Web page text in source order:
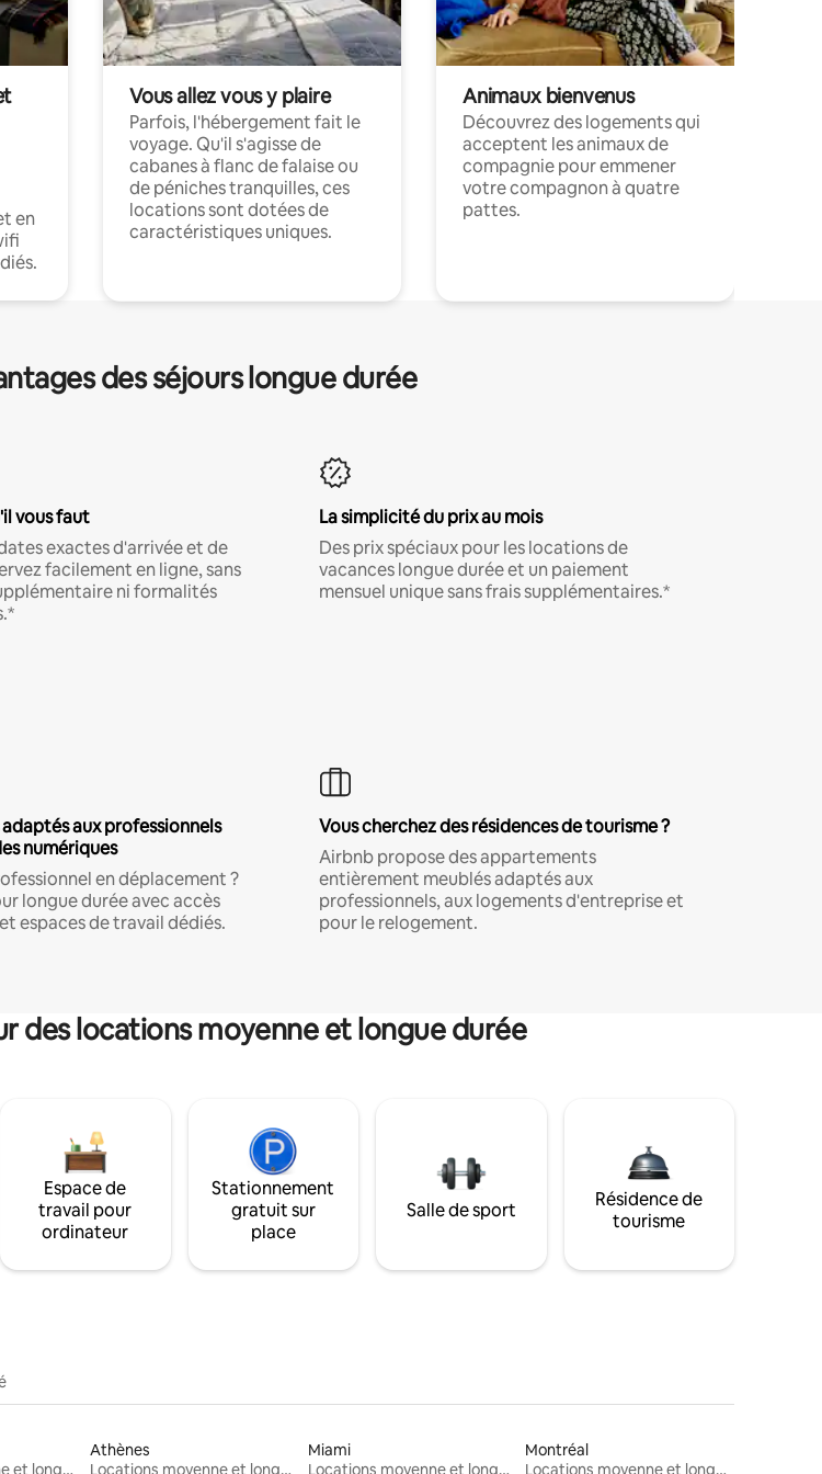
en
Vous allez vous y plaire
Parfois, l'hébergement fait le
voyage. Qu'il s'agisse de
cabanes à flanc de falaise ou
de péniches tranquilles, ces
locations sont dotées de
caractéristiques uniques.
Animaux bienvenus
Découvrez des logements qui
acceptent les animaux de
compagnie pour emmener
votre compagnon à quatre
pattes.
des séjours longue durée
vous faut
exactes d'arrivée et de
facilement en ligne, sans
ni formalités
La simplicité du prix au mois
Des prix spéciaux pour les locations de
vacances longue durée et un paiement
mensuel unique sans frais supplémentaires.*
aux professionnels
numériques
en déplacement ?
longue durée avec accès
espaces de travail dédiés.
Vous cherchez des résidences de tourisme ?
Airbnb propose des appartements
entièrement meublés adaptés aux
professionnels, aux logements d'entreprise et
pour le relogement.
des locations moyenne et longue durée
Espace de
travail pour
ordinateur
Stationnement
gratuit sur
place
Salle de sport
Résidence de
tourisme
Locations moyenne et longue durée
Athènes
Locations moyenne et longue durée
Miami
Locations moyenne et longue durée
Montréal
Locations moyenne et longue durée